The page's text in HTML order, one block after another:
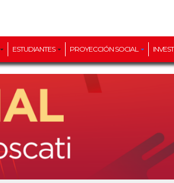
ESTUDIANTES PROYECCIÓN SOCIAL